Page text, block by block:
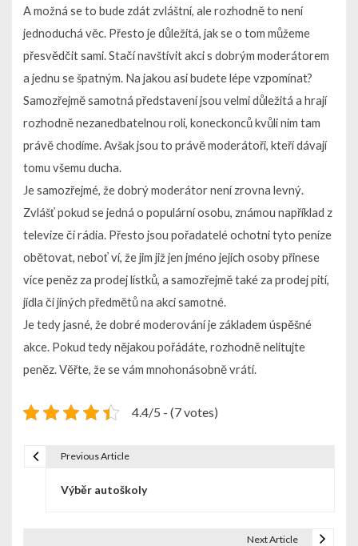
A možná se to bude zdát zvláštní, ale rozhodně to není
jednoduchá věc. Přesto je důležitá, jak se o tom můžeme
přesvědčit sami. Stačí navštívit akci s dobrým moderátorem
a jednu se špatným. Na jakou asi budete lépe vzpomínat?
Samozřejmě samotná představení jsou velmi důležitá a hrají
rozhodně nezanedbatelnou roli, koneckonců kvůli nim tam
právě chodíme. Avšak jsou to právě moderátoři, kteří dávají
tomu všemu ducha.
Je samozřejmé, že dobrý moderátor není zrovna levný.
Zvlášť pokud se jedná o populární osobu, známou například z
televize či rádia. Přesto jsou pořadatelé ochotni tyto peníze
obětovat, neboť ví, že jim již jen jméno jejich osoby přinese
více peněz za prodej lístků, a samozřejmě také za prodej pití,
jídla či jiných předmětů na akci samotné.
Je tedy jasné, že dobré moderování je základem úspěšné
akce. Pokud tedy nějakou pořádáte, rozhodně nelitujte
peněz. Věřte, že se vám mnohonásobně vrátí.
4.4/5 - (7 votes)
Previous Article
Výběr autoškoly
Next Article